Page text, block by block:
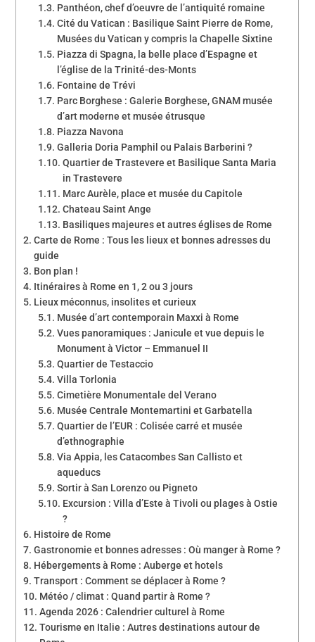
Panthéon, chef d’oeuvre de l’antiquité romaine
Cité du Vatican : Basilique Saint Pierre de Rome,
Musées du Vatican y compris la Chapelle Sixtine
Piazza di Spagna, la belle place d’Espagne et
l’église de la Trinité-des-Monts
Fontaine de Trévi
Parc Borghese : Galerie Borghese, GNAM musée
d’art moderne et musée étrusque
Piazza Navona
Galleria Doria Pamphil ou Palais Barberini ?
Quartier de Trastevere et Basilique Santa Maria
in Trastevere
Marc Aurèle, place et musée du Capitole
Chateau Saint Ange
Basiliques majeures et autres églises de Rome
Carte de Rome : Tous les lieux et bonnes adresses du
guide
Bon plan !
Itinéraires à Rome en 1, 2 ou 3 jours
Lieux méconnus, insolites et curieux
Musée d’art contemporain Maxxi à Rome
Vues panoramiques : Janicule et vue depuis le
Monument à Victor – Emmanuel II
Quartier de Testaccio
Villa Torlonia
Cimetière Monumentale del Verano
Musée Centrale Montemartini et Garbatella
Quartier de l’EUR : Colisée carré et musée
d’ethnographie
Via Appia, les Catacombes San Callisto et
aqueducs
Sortir à San Lorenzo ou Pigneto
Excursion : Villa d’Este à Tivoli ou plages à Ostie
?
Histoire de Rome
Gastronomie et bonnes adresses : Où manger à Rome ?
Hébergements à Rome : Auberge et hotels
Transport : Comment se déplacer à Rome ?
Météo / climat : Quand partir à Rome ?
Agenda 2026 : Calendrier culturel à Rome
Tourisme en Italie : Autres destinations autour de